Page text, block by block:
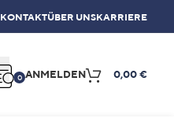
KONTAKTÜBER UNSKARRIERE
0 ANMELDEN 0,00 €